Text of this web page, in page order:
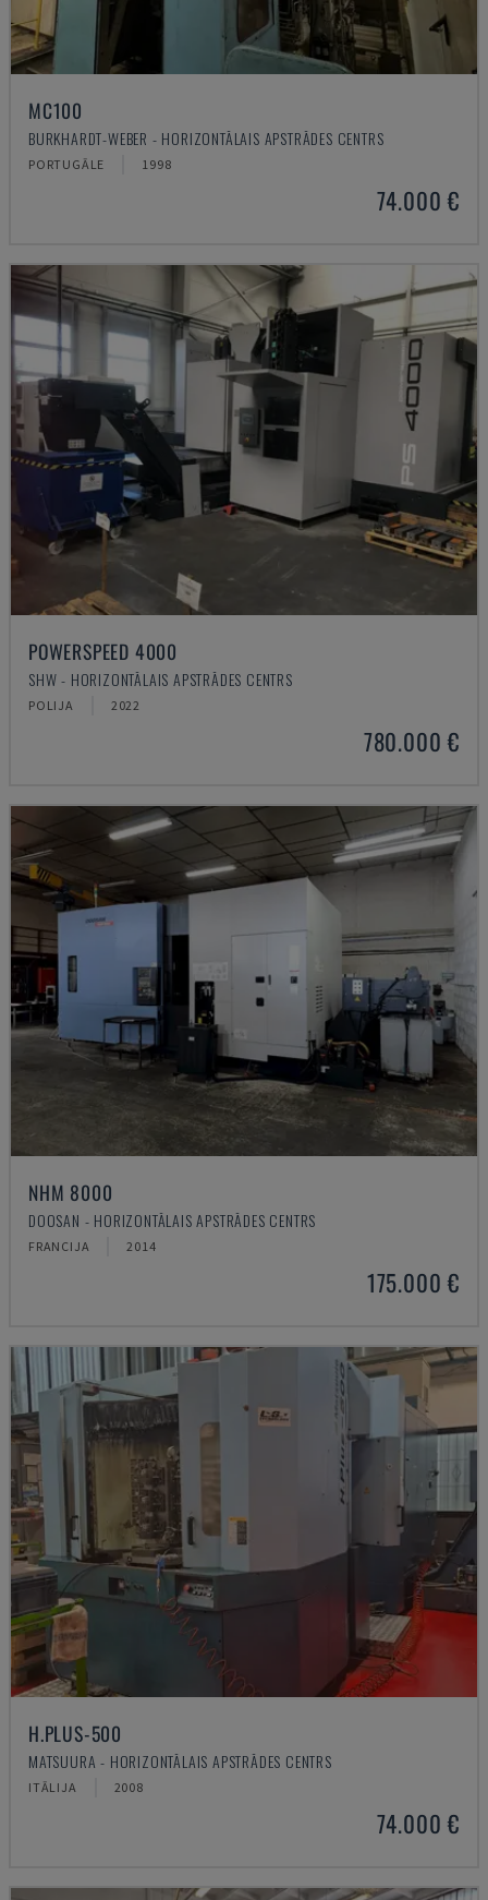
MC100
BURKHARDT-WEBER - HORIZONTĀLAIS APSTRĀDES CENTRS
PORTUGĀLE 1998
74.000 €
POWERSPEED 4000
SHW - HORIZONTĀLAIS APSTRĀDES CENTRS
POLIJA 2022
780.000 €
NHM 8000
DOOSAN - HORIZONTĀLAIS APSTRĀDES CENTRS
FRANCIJA 2014
175.000 €
H.PLUS-500
MATSUURA - HORIZONTĀLAIS APSTRĀDES CENTRS
ITĀLIJA 2008
74.000 €